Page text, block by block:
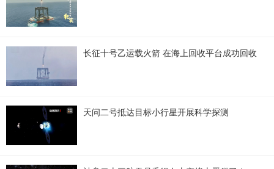
长征十号乙运载火箭 在海上回收平台成功回收
天问二号抵达目标小行星开展科学探测